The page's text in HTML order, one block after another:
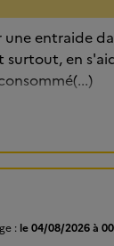
entraide
en
: le 04/08/2026 à